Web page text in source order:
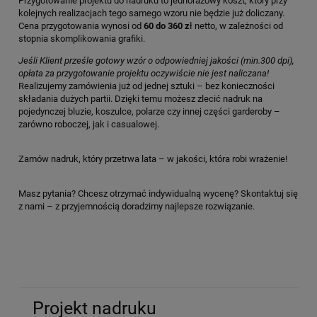
kolejnych realizacjach tego samego wzoru nie będzie już doliczany.
Cena przygotowania wynosi od 60 do 360 zł netto, w zależności od
stopnia skomplikowania grafiki.
Jeśli Klient prześle gotowy wzór o odpowiedniej jakości (min.300 dpi),
opłata za przygotowanie projektu oczywiście nie jest naliczana!
Realizujemy zamówienia już od jednej sztuki – bez konieczności
składania dużych partii. Dzięki temu możesz zlecić nadruk na
pojedynczej bluzie, koszulce, polarze czy innej części garderoby –
zarówno roboczej, jak i casualowej.
Zamów nadruk, który przetrwa lata – w jakości, która robi wrażenie!
Masz pytania? Chcesz otrzymać indywidualną wycenę? Skontaktuj się
z nami – z przyjemnością doradzimy najlepsze rozwiązanie.
Projekt nadruku